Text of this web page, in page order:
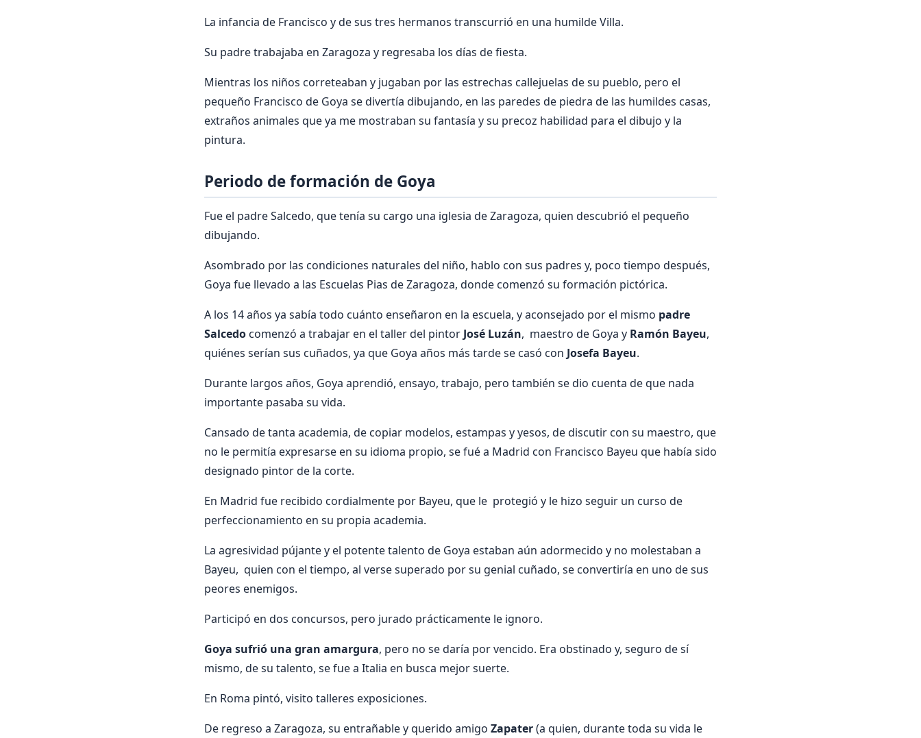
La infancia de Francisco y de sus tres hermanos transcurrió en una humilde Villa.
Su padre trabajaba en Zaragoza y regresaba los días de fiesta.
Mientras los niños correteaban y jugaban por las estrechas callejuelas de su pueblo, pero el
pequeño Francisco de Goya se divertía dibujando, en las paredes de piedra de las humildes casas,
extraños animales que ya me mostraban su fantasía y su precoz habilidad para el dibujo y la
pintura.
Periodo de formación de Goya
Fue el padre Salcedo, que tenía su cargo una iglesia de Zaragoza, quien descubrió el pequeño
dibujando.
Asombrado por las condiciones naturales del niño, hablo con sus padres y, poco tiempo después,
Goya fue llevado a las Escuelas Pias de Zaragoza, donde comenzó su formación pictórica.
A los 14 años ya sabía todo cuánto enseñaron en la escuela, y aconsejado por el mismo padre
Salcedo comenzó a trabajar en el taller del pintor José Luzán, maestro de Goya y Ramón Bayeu,
quiénes serían sus cuñados, ya que Goya años más tarde se casó con Josefa Bayeu.
Durante largos años, Goya aprendió, ensayo, trabajo, pero también se dio cuenta de que nada
importante pasaba su vida.
Cansado de tanta academia, de copiar modelos, estampas y yesos, de discutir con su maestro, que
no le permitía expresarse en su idioma propio, se fué a Madrid con Francisco Bayeu que había sido
designado pintor de la corte.
En Madrid fue recibido cordialmente por Bayeu, que le protegió y le hizo seguir un curso de
perfeccionamiento en su propia academia.
La agresividad pújante y el potente talento de Goya estaban aún adormecido y no molestaban a
Bayeu, quien con el tiempo, al verse superado por su genial cuñado, se convertiría en uno de sus
peores enemigos.
Participó en dos concursos, pero jurado prácticamente le ignoro.
Goya sufrió una gran amargura, pero no se daría por vencido. Era obstinado y, seguro de sí
mismo, de su talento, se fue a Italia en busca mejor suerte.
En Roma pintó, visito talleres exposiciones.
De regreso a Zaragoza, su entrañable y querido amigo Zapater(a quien, durante toda su vida le